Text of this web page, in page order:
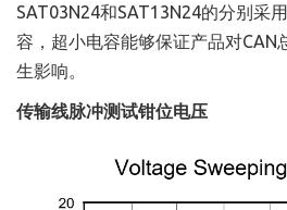
SAT03N24和SAT13N24的分别采
容，超小电容能够保证产品对CAN
生影响。
传输线脉冲测试钳位电压